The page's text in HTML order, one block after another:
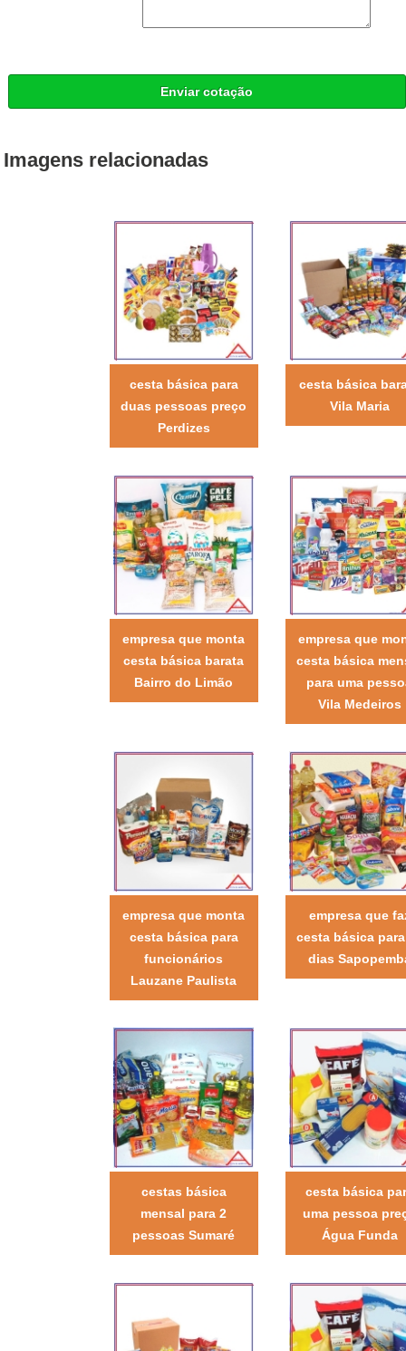
Enviar cotação
Imagens relacionadas
cesta básica para
duas pessoas preço
Perdizes
cesta básica
Vila Maria
empresa que monta
cesta básica barata
Bairro do Limão
empresa que
cesta básica
para uma
Vila Medeiros
empresa que monta
cesta básica para
funcionários
Lauzane Paulista
empresa que
cesta básica
dias
cestas básica
mensal para 2
pessoas Sumaré
cesta básica
uma pessoa
Água Funda